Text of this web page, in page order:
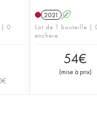
| 0
€
2021 A
Lot de 1 bouteille |
enchère
54€
(mise à prix)